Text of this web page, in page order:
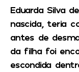
Eduarda Silva
nascida, teria
antes de
da filha foi
escondida